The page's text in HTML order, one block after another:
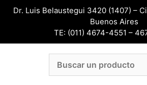
SaltarDr. Luis Belaustegui 3420 (1407) –
Buenos Aires
TE: (011) 4674-4551 –